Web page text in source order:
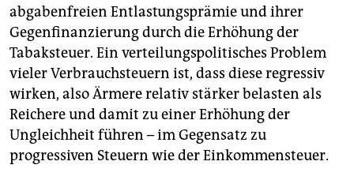
abgabenfreien Entlastungsprämie und ihrer
Gegenfinanzierung durch die Erhöhung der
Tabaksteuer. Ein verteilungspolitisches Problem
vieler Verbrauchsteuern ist, dass diese regressiv
wirken, also Ärmere relativ stärker belasten als
Reichere und damit zu einer Erhöhung der
Ungleichheit führen – im Gegensatz zu
progressiven Steuern wie der Einkommensteuer.